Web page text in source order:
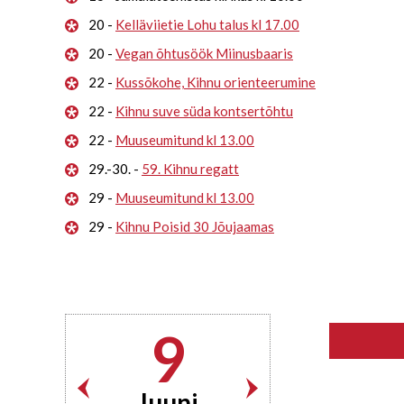
20 - Kelläviietie Lohu talus kl 17.00
20 - Vegan õhtusöök Miinusbaaris
22 - Kussõkohe, Kihnu orienteerumine
22 - Kihnu suve süda kontsertõhtu
22 - Muuseumitund kl 13.00
29.-30. - 59. Kihnu regatt
29 - Muuseumitund kl 13.00
29 - Kihnu Poisid 30 Jõujaamas
9